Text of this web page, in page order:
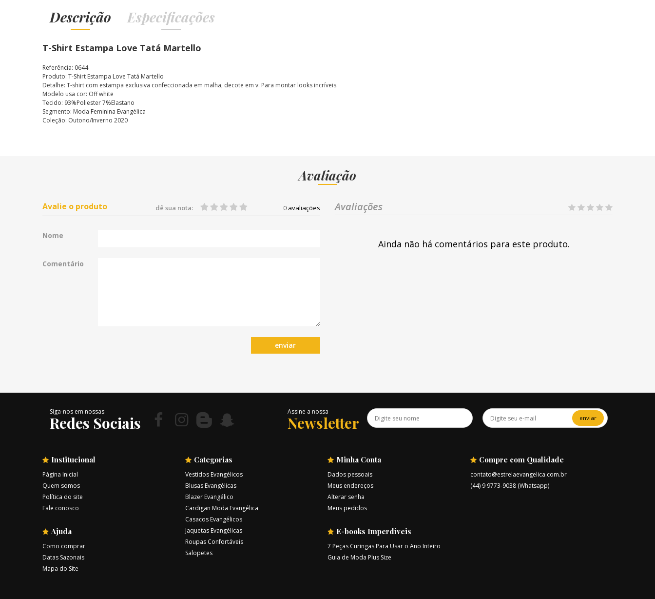
Descrição
T-Shirt Estampa Love Tatá Martello
Referência: 0644
Produto: T-Shirt Estampa Love Tatá Martello
Detalhe: T-shirt com estampa exclusiva confeccionada em malha, decote em v. Para montar looks incríveis.
Modelo usa cor: Off white
Tecido: 93%Poliester 7%Elastano
Segmento: Moda Feminina Evangélica
Coleção: Outono/Inverno 2020
Especificações
Avaliação
Avalie o produto 0 avaliações
dê sua nota:
Nome
Comentário
enviar
Avaliações
Ainda não há comentários para este produto.
Siga-nos em nossas
Redes Sociais
Assine a nossa
Newsletter enviar
Institucional
Página Inicial
Quem somos
Política do site
Fale conosco
Ajuda
Como comprar
Datas Sazonais
Mapa do Site
Categorias
Vestidos Evangélicos
Blusas Evangélicas
Blazer Evangélico
Cardigan Moda Evangélica
Casacos Evangélicos
Jaquetas Evangélicas
Roupas Confortáveis
Salopetes
Minha Conta
Dados pessoais
Meus endereços
Alterar senha
Meus pedidos
E-books Imperdíveis
7 Peças Curingas Para Usar o Ano Inteiro
Guia de Moda Plus Size
Compre com Qualidade
contato@estrelaevangelica.com.br
(44) 9 9773-9038 (Whatsapp)